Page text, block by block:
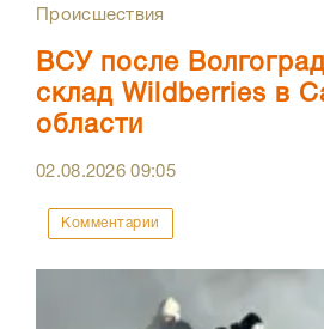
Происшествия
ВСУ после
склад Wildberries в
области
02.08.202609:05
Комментарии